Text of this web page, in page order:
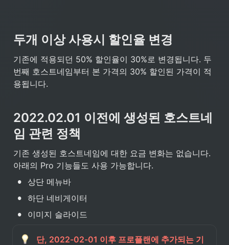
두개 이상 사용시 할인율 변경
기존에 적용되던 50% 할인율이 30%로 변경됩니다. 두
번째 호스트네임부터 본 가격의 30% 할인된 가격이 적
용됩니다.
2022.02.01 이전에 생성된 호스트네
임 관련 정책
기존 생성된 호스트네임에 대한 요금 변화는 없습니다.
아래의 Pro 기능들도 사용 가능합니다.
• 상단 메뉴바
• 하단 네비게이터
• 이미지 슬라이드
단, 2022-02-01 이후 프로플랜에 추가되는 기